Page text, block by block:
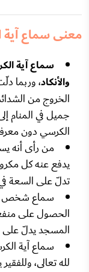
معنى سماع آية
سماع آية
والأنكاد، وربما
الخروج من
جميل في المنام
الكرسي دون
من رأى أنه
يدفع عنه كل
تدلّ على السعة
سماع شخص
الحصول على
المسجد يدلّ على
سماع آية
لله تعالى،